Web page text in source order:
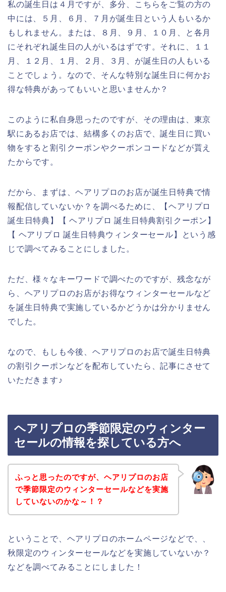
私の誕生日は４月ですが、多分、こちらをご覧の方の
中には、５月、６月、７月が誕生日という人もいるか
もしれません。または、８月、９月、１０月、と各月
にそれぞれ誕生日の人がいるはずです。それに、１１
月、１２月、１月、２月、３月、が誕生日の人もいる
ことでしょう。なので、そんな特別な誕生日に何かお
得な特典があってもいいと思いませんか？
このように私自身思ったのですが、その理由は、東京
駅にあるお店では、結構多くのお店で、誕生日に買い
物をすると割引クーポンやクーポンコードなどが貰え
たからです。
だから、まずは、ヘアリプロのお店が誕生日特典で情
報配信していないか？を調べるために、【ヘアリプロ
誕生日特典】【 ヘアリプロ 誕生日特典割引クーポン】
【 ヘアリプロ 誕生日特典ウィンターセール】という感
じで調べてみることにしました。
ただ、様々なキーワードで調べたのですが、残念なが
ら、ヘアリプロのお店がお得なウィンターセールなど
を誕生日特典で実施しているかどうかは分かりません
でした。
なので、もしも今後、ヘアリプロのお店で誕生日特典
の割引クーポンなどを配布していたら、記事にさせて
いただきます♪
ヘアリプロの季節限定のウィンター
セールの情報を探している方へ
ふっと思ったのですが、ヘアリプロのお店
で季節限定のウィンターセールなどを実施
していないのかな～！？
ということで、ヘアリプロのホームページなどで、、
秋限定のウィンターセールなどを実施していないか？
などを調べてみることにしました！